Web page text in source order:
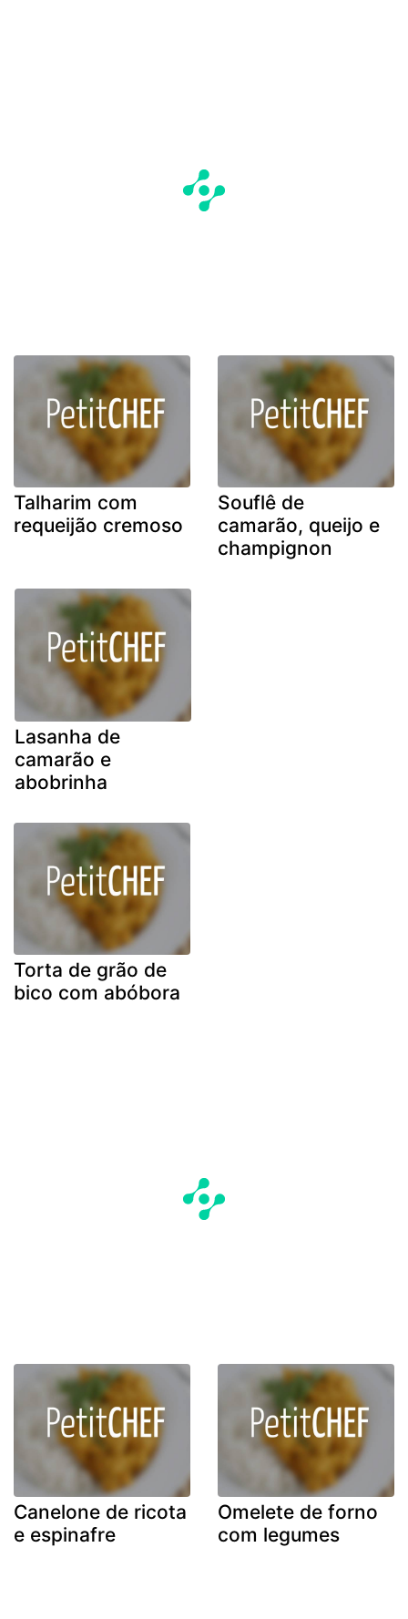
Talharim com
requeijão cremoso
Souflê de
camarão, queijo e
champignon
Lasanha de
camarão e
abobrinha
Torta de grão de
bico com abóbora
Canelone de ricota
e espinafre
Omelete de forno
com legumes